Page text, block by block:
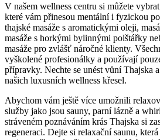
V našem wellness centru si můžete
které vám přinesou mentální i fyzickou
thajské masáže s aromatickými oleji,
masáže s horkými bylinnými polštářky
masáže pro zvlášť náročné klienty.
vyškolené profesionálky a používají
přípravky. Nechte se unést vůní Thajska
našich luxusních wellness křesel.
Abychom vám ještě více umožnili
služby jako jsou sauny, parní lázně a
stráveném poznáváním krás Thajska si
regeneraci. Dejte si relaxační saunu,